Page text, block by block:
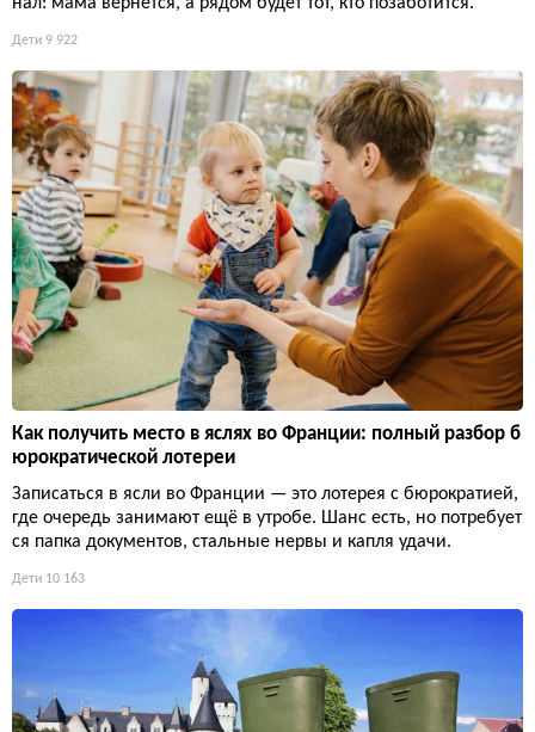
нал: мама вернется, а рядом будет тот, кто позаботится.
Дети 9 922
Как получить место в яслях во Франции: полный разбор б
юрократической лотереи
Записаться в ясли во Франции — это лотерея с бюрократией,
где очередь занимают ещё в утробе. Шанс есть, но потребует
ся папка документов, стальные нервы и капля удачи.
Дети 10 163